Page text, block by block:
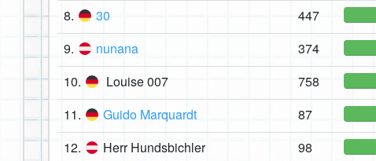
8. 30 447
9. nunana 374
10. Louise 007 758
11. Guido Marquardt 87
12. Herr Hundsbichler 98